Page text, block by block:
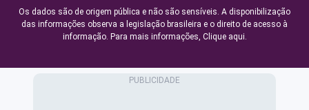
Os dados são de origem pública e não são sensíveis. A disponibilização
das informações observa a legislação brasileira e o direito de acesso à
informação. Para mais informações, Clique aqui.